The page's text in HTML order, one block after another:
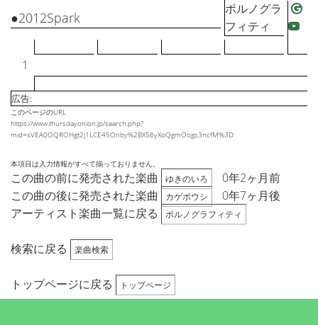
1
●2012Spark
ポルノグラ
フィティ
広告:
このページのURL
https://www.thursdayonion.jp/search.php?
mid=sVEA0OQROHgt2j1LCE45Onby%2BX56yXoQgmOogs3ncfM%3D
本項目は入力情報がすべて揃っておりません。
この曲の前に発売された楽曲 ゆきのいろ
0年2ヶ月前
この曲の後に発売された楽曲
カゲボウシ
0年7ヶ月後
アーティスト楽曲一覧に戻る
ポルノグラフィティ
検索に戻る 楽曲検索
トップページに戻る トップページ